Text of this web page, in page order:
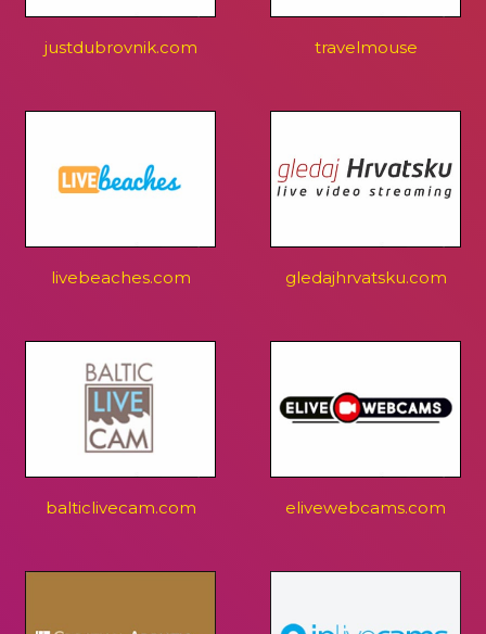
justdubrovnik.com travelmouse
livebeaches.com gledajhrvatsku.com
balticlivecam.com elivewebcams.com